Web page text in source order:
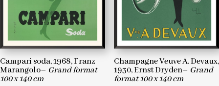
Campari soda, 1968, Franz
Marangolo– Grand format
100 x 140 cm
Champagne Veuve A. Devaux,
1930, Ernst Dryden– Grand
format 100 x 140 cm